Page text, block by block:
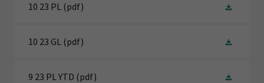
10 23 PL (pdf)
10 23 GL (pdf)
9 23 PL YTD (pdf)